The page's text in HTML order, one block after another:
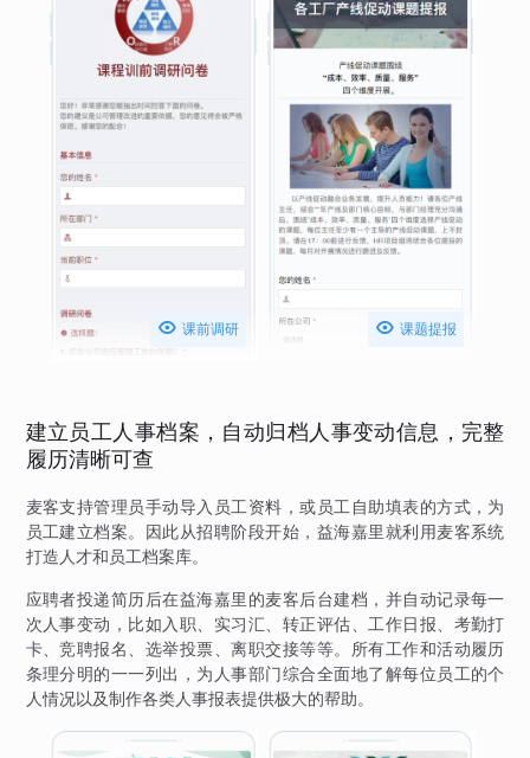
 课前调研  课题提报
建立员工人事档案，自动归档人事变动信息，完整
履历清晰可查
麦客支持管理员手动导入员工资料，或员工自助填表的方式，为
员工建立档案。因此从招聘阶段开始，益海嘉里就利用麦客系统
打造人才和员工档案库。
应聘者投递简历后在益海嘉里的麦客后台建档，并自动记录每一
次人事变动，比如入职、实习汇、转正评估、工作日报、考勤打
卡、竞聘报名、选举投票、离职交接等等。所有工作和活动履历
条理分明的一一列出，为人事部门综合全面地了解每位员工的个
人情况以及制作各类人事报表提供极大的帮助。